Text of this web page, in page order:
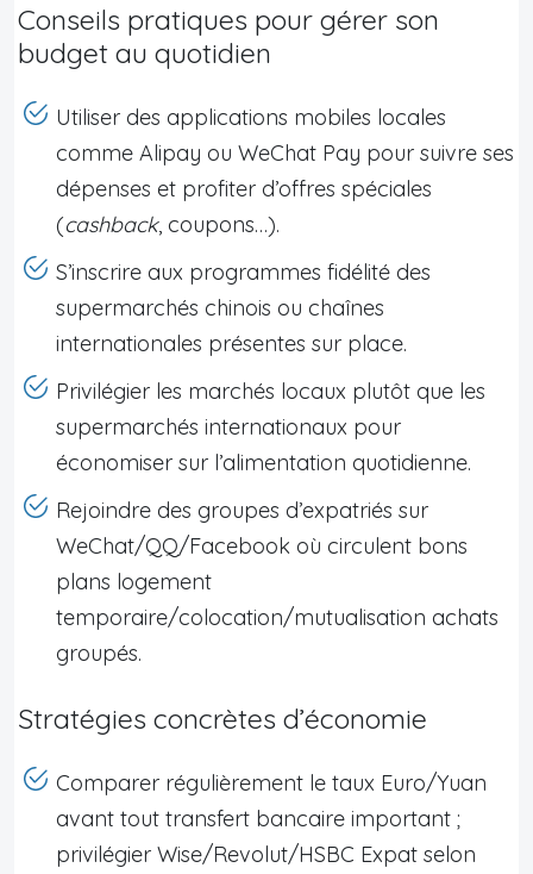
Conseils pratiques pour gérer son
budget au quotidien
Utiliser des applications mobiles locales
comme Alipay ou WeChat Pay pour suivre ses
dépenses et profiter d’offres spéciales
(cashback, coupons…).
S’inscrire aux programmes fidélité des
supermarchés chinois ou chaînes
internationales présentes sur place.
Privilégier les marchés locaux plutôt que les
supermarchés internationaux pour
économiser sur l’alimentation quotidienne.
Rejoindre des groupes d’expatriés sur
WeChat/QQ/Facebook où circulent bons
plans logement
temporaire/colocation/mutualisation achats
groupés.
Stratégies concrètes d’économie
Comparer régulièrement le taux Euro/Yuan
avant tout transfert bancaire important ;
privilégier Wise/Revolut/HSBC Expat selon